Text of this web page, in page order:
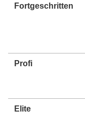
Fortgeschritten
Profi
Elite